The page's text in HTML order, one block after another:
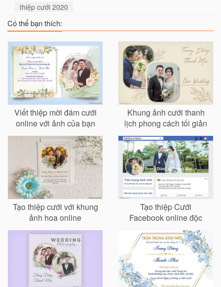
thiệp cưới 2020
Có thể bạn thích:
Viết thiệp mời đám cưới
online với ảnh của bạn
Khung ảnh cưới thanh
lịch phong cách tối giản
sang trọng
Tạo thiệp cưới với khung
ảnh hoa online
Tạo thiệp Cưới
Facebook online độc